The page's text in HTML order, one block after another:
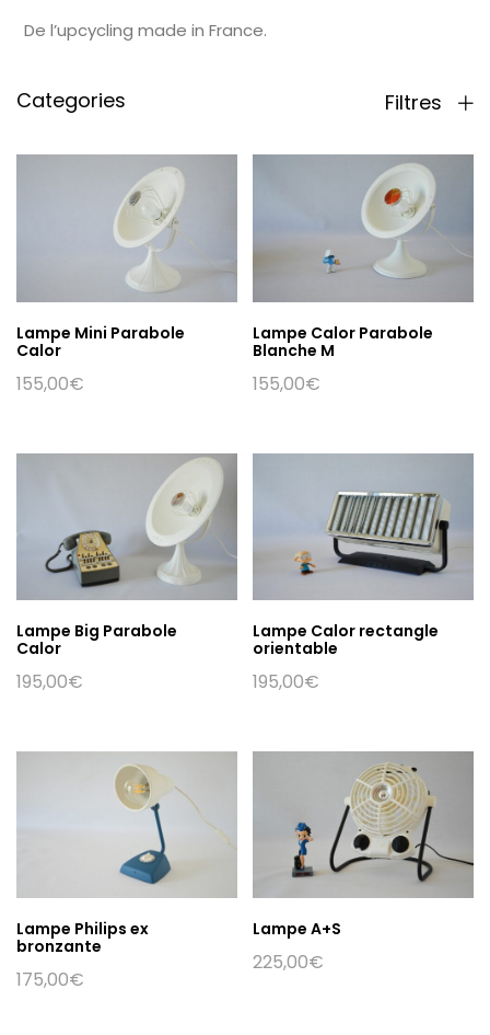
De l’upcycling made in France.
Categories Filtres
Lampe Mini Parabole
Calor
155,00€
Lampe Calor Parabole
Blanche M
155,00€
Lampe Big Parabole
Calor
195,00€
Lampe Calor rectangle
orientable
195,00€
Lampe Philips ex
bronzante
175,00€
Lampe A+S
225,00€